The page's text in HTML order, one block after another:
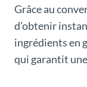
Grâce au
d’obtenir
ingrédients en
qui garantit